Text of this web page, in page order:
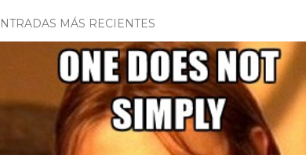
MÁS RECIENTES